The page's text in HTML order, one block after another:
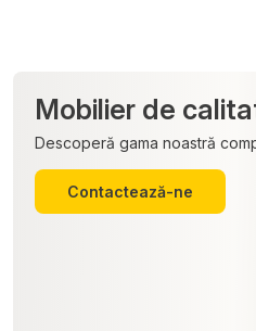
Mobilier de
Descoperă gama noastră
Contactează-ne